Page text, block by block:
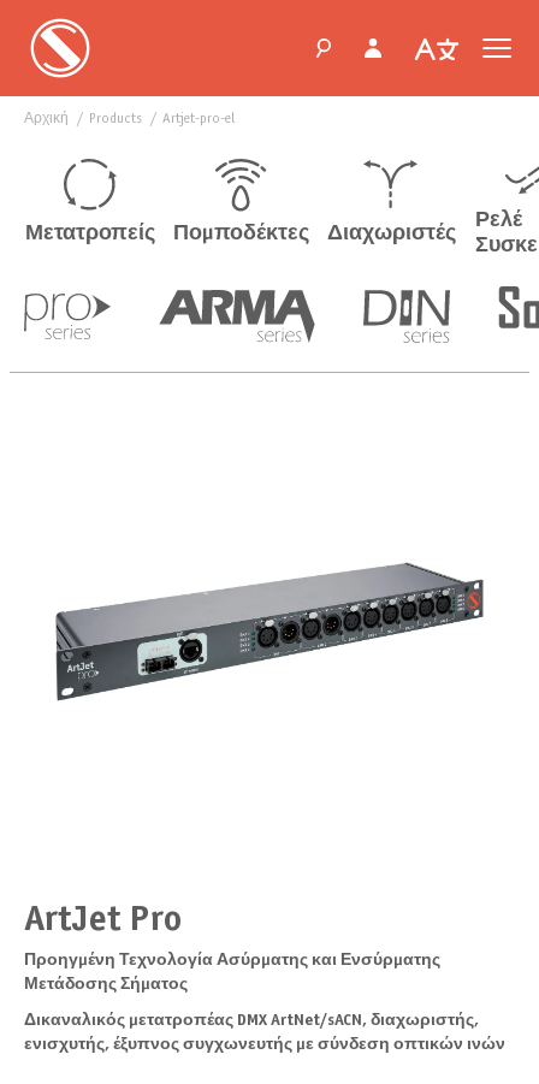
Αρχική products artjet-pro-el
Μετατροπείς Πομποδέκτες Διαχωριστές
Ρελέ
ArtJet Pro
Προηγμένη Τεχνολογία Ασύρματης και Ενσύρματης
Μετάδοσης Σήματος
Δικαναλικός μετατροπέας DMX ArtNet/sACN, διαχωριστής,
ενισχυτής, έξυπνος συγχωνευτής με σύνδεση οπτικών ινών